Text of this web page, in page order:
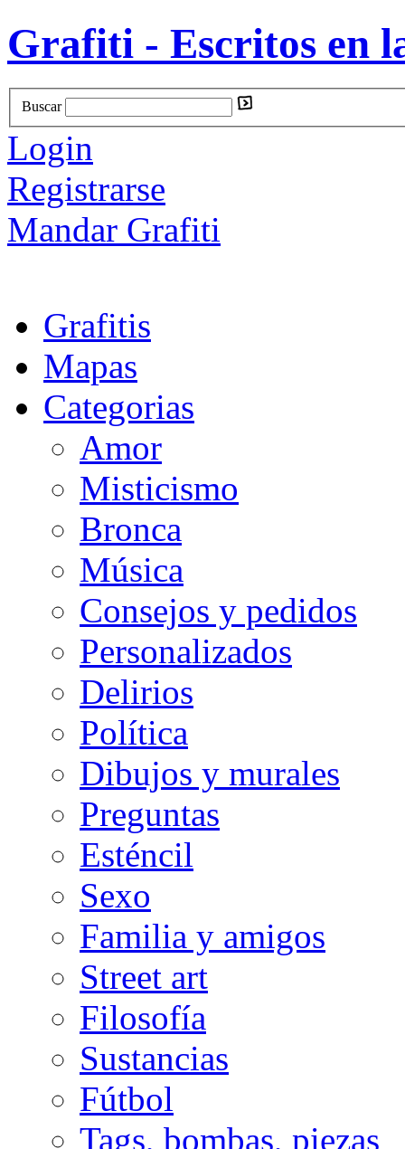
Grafiti - Escritos en
Buscar
Login
Registrarse
Mandar Grafiti
Grafitis
Mapas
Categorias
Amor
Misticismo
Bronca
Música
Consejos y pedidos
Personalizados
Delirios
Política
Dibujos y murales
Preguntas
Esténcil
Sexo
Familia y amigos
Street art
Filosofía
Sustancias
Fútbol
Tags, bombas, piezas